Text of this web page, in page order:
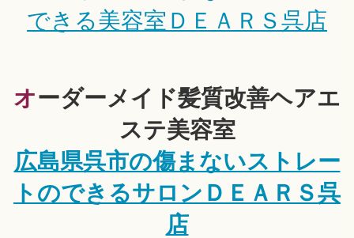
できる美容室ＤＥＡＲＳ呉店
オーダーメイド髪質改善ヘアエ
ステ美容室
広島県呉市の傷まないストレー
トのできるサロンＤＥＡＲＳ呉
店